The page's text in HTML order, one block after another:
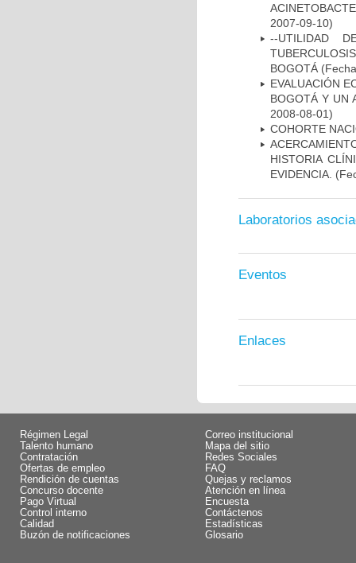
2007-09-10)
--UTILIDAD
BOGOTÁ
EVALUACIÓN
BOGOTÁ Y UN
2008-08-01)
COHORTE
HISTORIA
EVIDENCIA.
Laboratorios
Eventos
Enlaces
Régimen Legal
Talento humano
Contratación
Ofertas de empleo
Rendición de cuentas
Concurso docente
Pago Virtual
Control interno
Calidad
Buzón de notificaciones
Correo institucional
Mapa del sitio
Redes Sociales
FAQ
Quejas y reclamos
Atención en línea
Encuesta
Contáctenos
Estadísticas
Glosario